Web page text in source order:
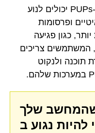
בסך הכל, הסיכונים הקשורים ל-PUPs יכולים לנוע
ופרסומות
כגון פגיעה
המשתמשים צריכים
תוכנה ולנקוט
שלך